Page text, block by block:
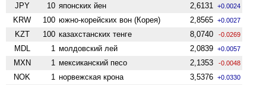
JPY 10 японских йен 2,6131 +0.0024
KRW 100 южно-корейских вон (Корея) 2,8565 +0.0027
KZT 100 казахстанских тенге 8,0740 -0.0269
MDL 1 молдовский лей 2,0839 +0.0057
MXN 1 мексиканский песо 2,1353 -0.0048
NOK 1 норвежская крона 3,5376 +0.0330